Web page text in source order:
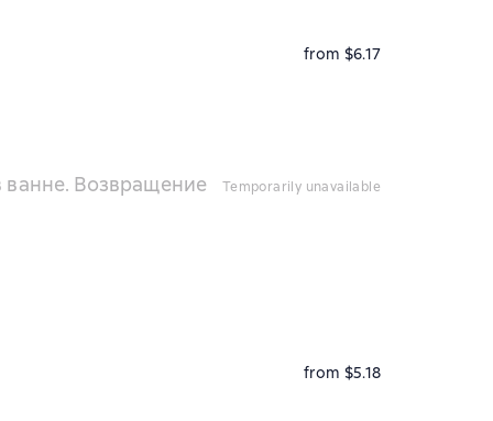
from $6.17
ванне. Возвращение
temporarily unavailable
from $5.18